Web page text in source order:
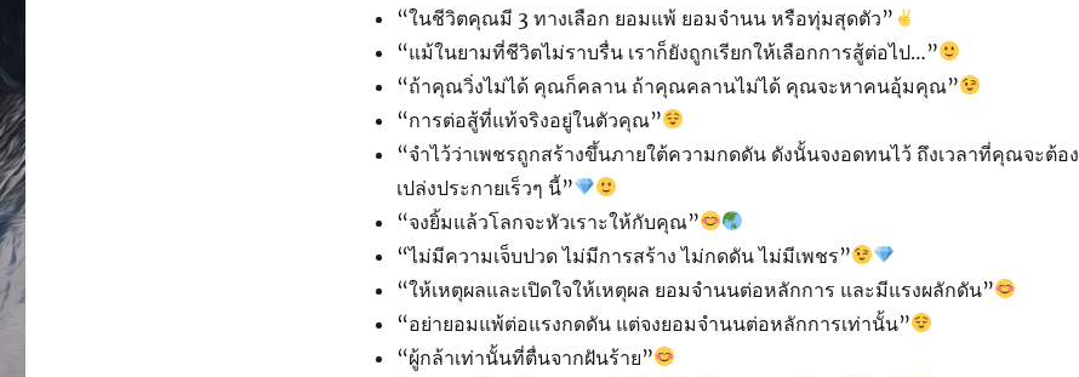
“ในชีวิตคุณมี 3 ทางเลือก ยอมแพ้ ยอมจำนน หรือทุ่มสุดตัว”
“แม้ในยามที่ชีวิตไม่ราบรื่น เราก็ยังถูกเรียกให้เลือกการสู้ต่อไป…”
“ถ้าคุณวิ่งไม่ได้ คุณก็คลาน ถ้าคุณคลานไม่ได้ คุณจะหาคนอุ้มคุณ”
“การต่อสู้ที่แท้จริงอยู่ในตัวคุณ”
“จำไว้ว่าเพชรถูกสร้างขึ้นภายใต้ความกดดัน ดังนั้นจงอดทนไว้ ถึงเวลาที่คุณจะต้อง
เปล่งประกายเร็วๆ นี้”
“จงยิ้มแล้วโลกจะหัวเราะให้กับคุณ”
“ไม่มีความเจ็บปวด ไม่มีการสร้าง ไม่กดดัน ไม่มีเพชร”
“ให้เหตุผลและเปิดใจให้เหตุผล ยอมจำนนต่อหลักการ และมีแรงผลักดัน”
“อย่ายอมแพ้ต่อแรงกดดัน แต่จงยอมจำนนต่อหลักการเท่านั้น”
“ผู้กล้าเท่านั้นที่ตื่นจากฝันร้าย”